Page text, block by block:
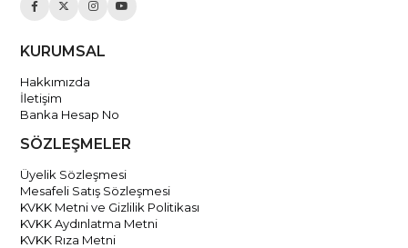
KURUMSAL
Hakkımızda
İletişim
Banka Hesap No
SÖZLEŞMELER
Üyelik Sözleşmesi
Mesafeli Satış Sözleşmesi
KVKK Metni ve Gizlilik Politikası
KVKK Aydınlatma Metni
KVKK Rıza Metni